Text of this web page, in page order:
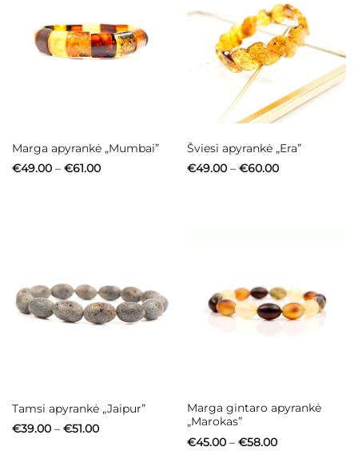
Marga apyrankė „Mumbai”
€49.00 – €61.00Price
Šviesi apyrankė „Era”
€49.00 – €60.00Price
Tamsi apyrankė „Jaipur”
€39.00 – €51.00Price
Marga gintaro apyrankė
„Marokas”
€45.00 – €58.00Price